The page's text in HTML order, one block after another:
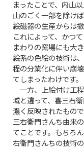
まったことで、内山
山のごく一部を除け
絵磁器の生産からは
これによって、かつ
まわりの窯場にも大
絵系の色絵の技術は
程の分業化に伴い崩
てしまったわけです。
一方、上絵付け工
域と違って、喜三右
濃く反映されたもの
三右衛門さんち由来
てことです。もちろ
右衛門さんちの技術